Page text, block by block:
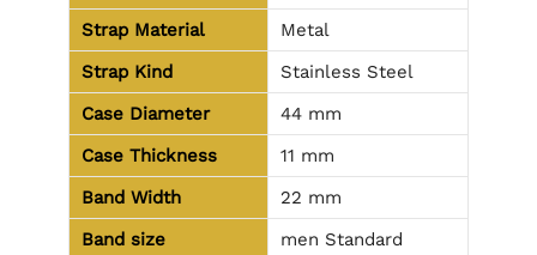
Strap Material
Metal
Strap Kind
Stainless Steel
Case Diameter
44 mm
Case Thickness
11 mm
Band Width
22 mm
Band size
men Standard